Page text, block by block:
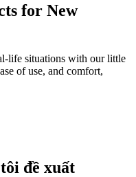
for New
life situations with our little
of use, and comfort,
đề xuất